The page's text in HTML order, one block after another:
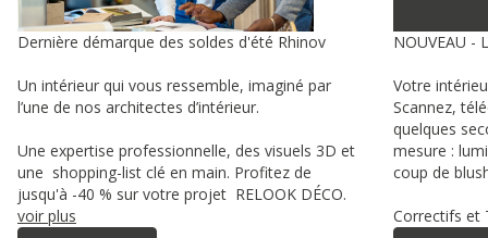
Dernière démarque des soldes d'été Rhinov
Un intérieur qui vous ressemble, imaginé par
l’une de nos architectes d’intérieur.
Une expertise professionnelle, des visuels 3D et
une shopping-list clé en main. Profitez de
jusqu'à -40 % sur votre projet RELOOK DÉCO.
voir plus
NOUVEAU -
Votre
Scannez,
quelques
mesure :
coup de
Correctifs et